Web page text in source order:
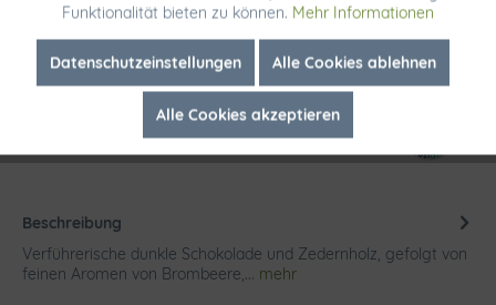
2367
Beschreibung
Verführerische dunkle Schokolade und Zedernholz, gefolgt von
feinen Aromen von Brombeere,... mehr
Marketing Inaktiv
Funktionalität bieten zu können. Mehr Informationen
Datenschutzeinstellungen Alle Cookies ablehnen
Alle Cookies akzeptieren